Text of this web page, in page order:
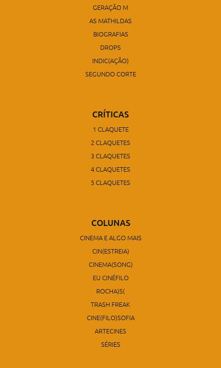
GERAÇÃO M
AS MATHILDAS
BIOGRAFIAS
DROPS
INDIC(AÇÃO)
SEGUNDO CORTE
CRÍTICAS
1 CLAQUETE
2 CLAQUETES
3 CLAQUETES
4 CLAQUETES
5 CLAQUETES
COLUNAS
CINEMA E ALGO MAIS
CIN(ESTREIA)
CINEMA(SONG)
EU CINÉFILO
ROCHA)S(
TRASH FREAK
CINE(FILO)SOFIA
ARTECINES
SÉRIES